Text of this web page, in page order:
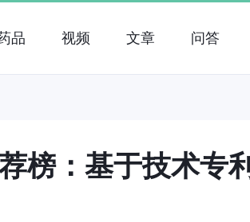
品 视频 文章 问答
榜：基于技术专